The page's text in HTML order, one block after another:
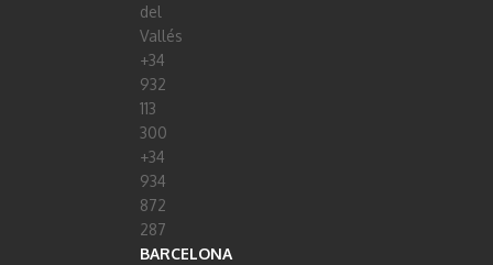
del
Vallés
+34
932
113
300
+34
934
872
287
BARCELONA